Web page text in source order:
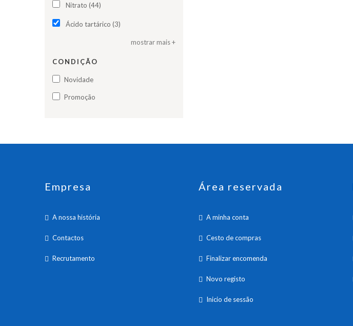
Nitrato (44)
Ácido tartárico (3)
mostrar mais +
CONDIÇÃO
Novidade
Promoção
Empresa
A nossa história
Contactos
Recrutamento
Área reservada
A minha conta
Cesto de compras
Finalizar encomenda
Novo registo
Inicio de sessão